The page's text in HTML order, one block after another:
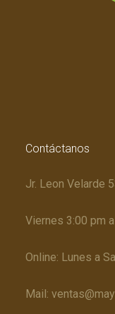
Contáctanos
Jr. Leon Velarde
Viernes 3:00 pm
Online: Lunes a
Mail: